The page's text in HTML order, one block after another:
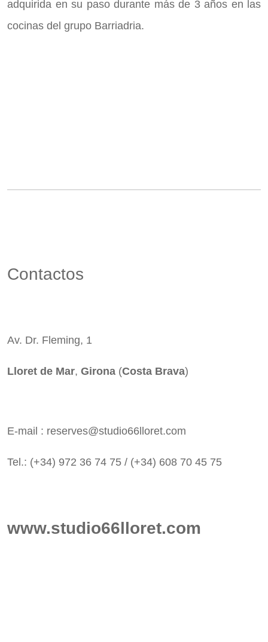
adquirida en su paso durante más de 3 años en las
cocinas del grupo Barriadria.
Contactos
Av. Dr. Fleming, 1
Lloret de Mar, Girona (Costa Brava)
E-mail : reserves@studio66lloret.com
Tel.: (+34) 972 36 74 75 / (+34) 608 70 45 75
www.studio66lloret.com